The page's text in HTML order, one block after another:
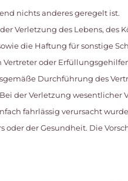
nichts anderes geregelt ist.
Verletzung des Lebens, des
die Haftung für sonstige
oder
Durchführung des
der Verletzung wesentlicher
fahrlässig verursacht
oder der Gesundheit. Die